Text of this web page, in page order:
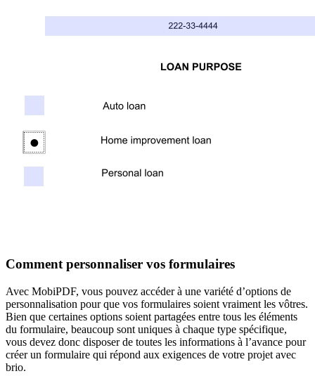
Comment personnaliser vos formulaires
Avec MobiPDF, vous pouvez accéder à une variété d’options de
personnalisation pour que vos formulaires soient vraiment les vôtres.
Bien que certaines options soient partagées entre tous les éléments
du formulaire, beaucoup sont uniques à chaque type spécifique,
vous devez donc disposer de toutes les informations à l’avance pour
créer un formulaire qui répond aux exigences de votre projet avec
brio.